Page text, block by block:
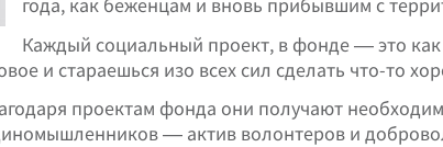
Каждый социальный проект, в фонде — это
и стараешься изо всех сил сделать что-то
проектам фонда они получают
— актив волонтеров и